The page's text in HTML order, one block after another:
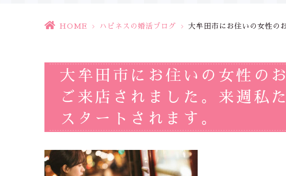
HOME > ハピネスの婚活ブログ > 大牟田市にお住いの女性の
大牟田市にお住いの女性の
ご来店されました。来週私
スタートされます。